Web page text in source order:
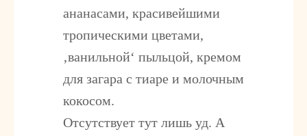
ананасами, красивейшими
тропическими цветами,
‚ванильной‘ пыльцой, кремом
для загара с тиаре и молочным
кокосом.
Отсутствует тут лишь уд. А